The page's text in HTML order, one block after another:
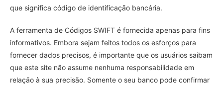
que significa código de identificação bancária.
A ferramenta de Códigos SWIFT é fornecida apenas para fins
informativos. Embora sejam feitos todos os esforços para
fornecer dados precisos, é importante que os usuários saibam
que este site não assume nenhuma responsabilidade em
relação à sua precisão. Somente o seu banco pode confirmar